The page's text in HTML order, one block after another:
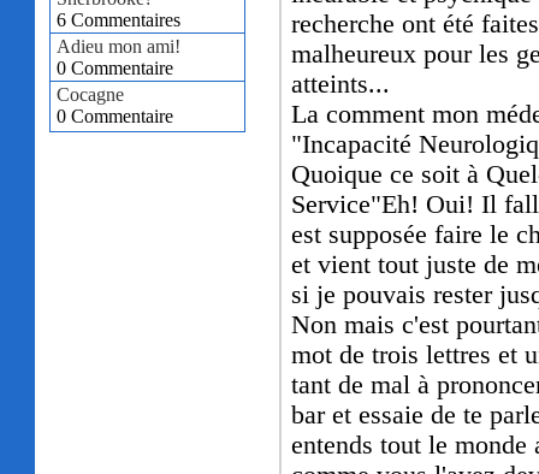
6 Commentaires
Adieu mon ami!
0 Commentaire
Cocagne
0 Commentaire
recherche ont été
malheureux pour les
atteints...
La comment mon
"Incapacité
Quoique ce soit à
Service"Eh! Oui! Il
est supposée faire le
et vient tout juste de
si je pouvais rester
Non mais c'est
mot de trois lettres et
tant de mal à
bar et essaie de te
entends tout le